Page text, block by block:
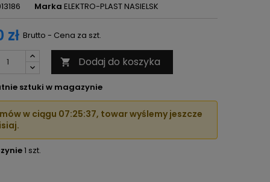
Marka ELEKTRO-PLAST NASIELSK
zł Brutto - Cena za szt.
 Dodaj do koszyka
sztuki w magazynie
w ciągu 07:25:36, towar wyślemy jeszcze
1 szt.